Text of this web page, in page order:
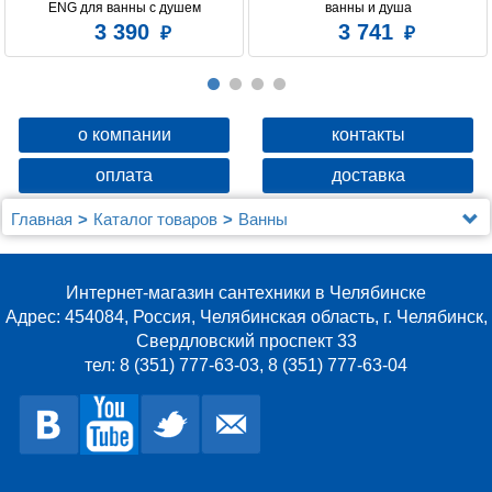
ENG для ванны с душем
3 390
ванны и душа
3 741
о компании контакты
оплата доставка
Главная Каталог товаров
Ванны
Акриловая ванна Gemy G9076 K
Интернет-магазин сантехники в Челябинске
Адрес: 454084, Россия, Челябинская область, г. Челябинск,
Свердловский проспект 33
тел: 8 (351) 777-63-03, 8 (351) 777-63-04